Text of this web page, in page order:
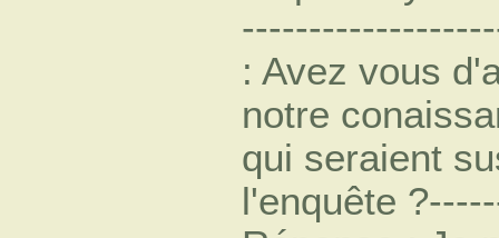
: Avez vous
notre
qui seraient
l'enquête